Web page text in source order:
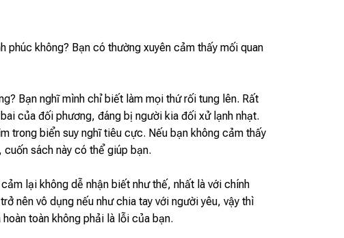
phúc không? Bạn có thường xuyên cảm thấy mối quan
Bạn nghĩ mình chỉ biết làm mọi thứ rối tung lên. Rất
của đối phương, đáng bị người kia đối xử lạnh nhạt.
trong biển suy nghĩ tiêu cực. Nếu bạn không cảm thấy
sách này có thể giúp bạn.
lại không dễ nhận biết như thế, nhất là với chính
nên vô dụng nếu như chia tay với người yêu, vậy thì
toàn không phải là lỗi của bạn.